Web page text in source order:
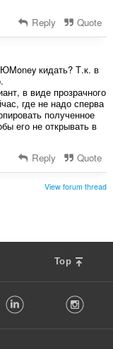
Reply Quote
кидать? Т.к. в
в виде прозрачного
где не надо сперва
полученное
его не открывать в
Reply Quote
View forum thread
Top
LinkedIn